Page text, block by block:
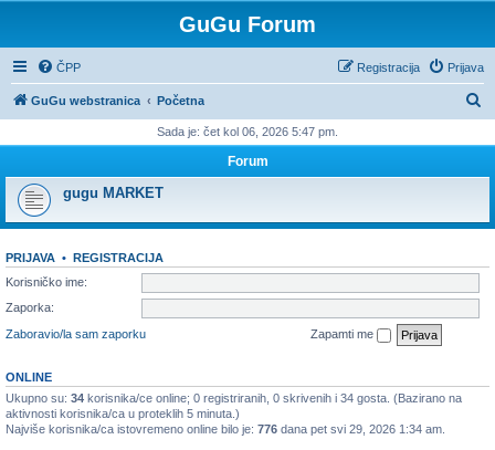
GuGu Forum
ČPP Prijava
Registracija
GuGu webstranica Početna
t
a
Sada je: čet kol 06, 2026 5:47 pm.
Forum
gugu MARKET
PRIJAVA • REGISTRACIJA
Korisničko ime:
Zaporka:
Zaboravio/la sam zaporku
Zapamti me
ONLINE
Ukupno su: 34 korisnika/ce online; 0 registriranih, 0 skrivenih i 34 gosta. (Bazirano na
aktivnosti korisnika/ca u proteklih 5 minuta.)
Najviše korisnika/ca istovremeno online bilo je: 776 dana pet svi 29, 2026 1:34 am.